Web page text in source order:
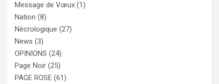
Message de Vœux (1)
Nation (8)
Nécrologique (27)
News (3)
OPINIONS (24)
Page Noir (25)
PAGE ROSE (61)